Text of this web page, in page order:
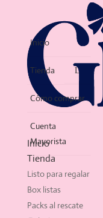
Inicio
Tienda
Listo para regalar
Box listas
Packs al rescate
Inicio
Tienda
Cómo comprar
Cuenta
Mayorista